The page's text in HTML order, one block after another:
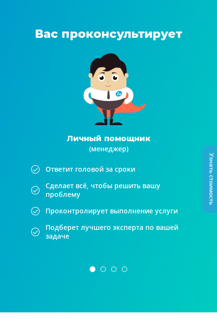
Вас проконсультирует
Личный помощник
(менеджер)
Ответит головой за сроки
Сделает всё, чтобы решить вашу
проблему
Проконтролирует выполнение услуги
Подберет лучшего эксперта по вашей
задаче
Узнать стоимость